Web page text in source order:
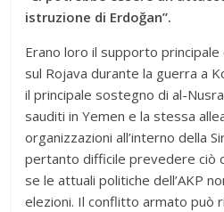
istruzione di Erdoğan”.
Erano loro il supporto
sul Rojava durante la guerra a
il principale sostegno di al-
sauditi in Yemen e la stessa
organizzazioni all’interno della
pertanto difficile prevedere ciò
se le attuali politiche dell’AKP
elezioni. Il conflitto armato può